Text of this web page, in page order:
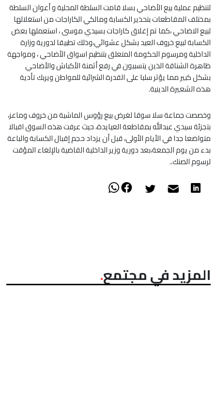
لتنظيم عملية بيع الأضاحي بسلا قامت السلطة المحلية و أعوان السلطة
بمختلف المقاطعات بتحذير الكسابة ومالكي الكاراجات من استغلالها
لبيع الاضاحي ،كما تم إغلاق كاراجات بسيدي موسى ، استعملها بعض
الكسابة لبيع خروف العيد بشكل عشوائي،وذلك تطبيقا لدورية وزارة
الداخلية ومرسوم الحكومة المتعلق بتنظيم اسواق الأضاحي ، ومواجهة
ظاهرة الشناقة الذين يتسببون في رفع أثمنة الأكباش والأضاحي
بشكل كبير مما يؤثر سلبا على القدرة الشرائية للمواطن ويربك تأدية
هذه الشعيرة الدينية.
وخصصت جماعة سلا سوقا لغرض بيع رؤوس الماشية من خروف وماعز،
بتجزئة سيدي عبدالله بمقاطعة العيايدة، حيث عرفت هذه السوق اقبالا
متواضعا جدا في الأيام الأولى، قبل أن يزداد حجم إقبال الكسابة والباعة
بدء من يوم الجمعة،بعد دورية وزير الداخلية القاضية بالإلغاء المؤقت
لرسوم الصنك..
المزيد في مجتمع